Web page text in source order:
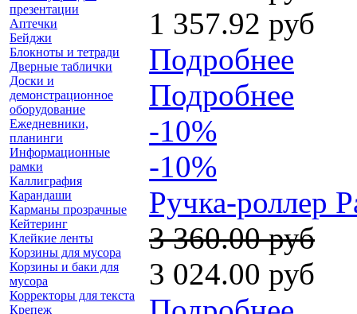
презентации
Аптечки
Бейджи
Блокноты и тетради
Дверные таблички
Доски и
демонстрационное
оборудование
Ежедневники,
планинги
Информационные
рамки
Каллиграфия
Карандаши
Карманы прозрачные
Кейтеринг
Клейкие ленты
Корзины для мусора
Корзины и баки для
мусора
Корректоры для текста
Крепеж
1 357.92 руб
Подробнее
Подробнее
-10%
-10%
Ручка-роллер
3 360.00 руб
3 024.00 руб